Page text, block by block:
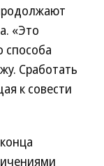
«Это
Сработать
к совести